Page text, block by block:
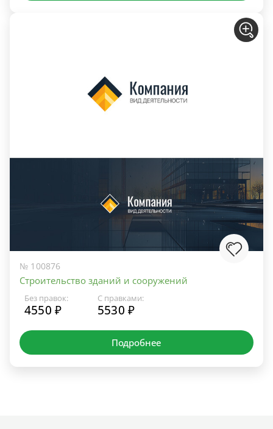
№ 100876
Строительство зданий и сооружений
Без правок:
4550 ₽
С правками:
5530 ₽
Подробнее